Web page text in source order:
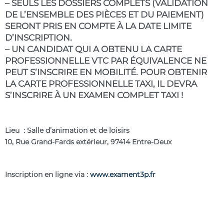
– SEULS LES DOSSIERS COMPLETS (VALIDATION
DE L’ENSEMBLE DES PIÈCES ET DU PAIEMENT)
SERONT PRIS EN COMPTE À LA DATE LIMITE
D’INSCRIPTION.
– UN CANDIDAT QUI A OBTENU LA CARTE
PROFESSIONNELLE VTC PAR ÉQUIVALENCE NE
PEUT S’INSCRIRE EN MOBILITÉ. POUR OBTENIR
LA CARTE PROFESSIONNELLE TAXI, IL DEVRA
S’INSCRIRE À UN EXAMEN COMPLET TAXI !
Lieu : Salle d’animation et de loisirs
10, Rue Grand-Fards extérieur, 97414 Entre-Deux
Inscription en ligne via : www.exament3p.fr